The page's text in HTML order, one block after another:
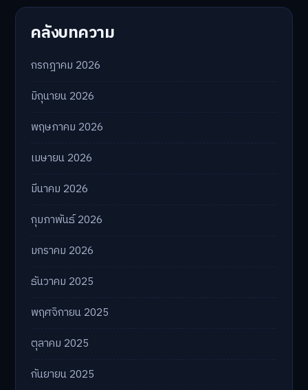
คลังบทความ
กรกฎาคม 2026
มิถุนายน 2026
พฤษภาคม 2026
เมษายน 2026
มีนาคม 2026
กุมภาพันธ์ 2026
มกราคม 2026
ธันวาคม 2025
พฤศจิกายน 2025
ตุลาคม 2025
กันยายน 2025